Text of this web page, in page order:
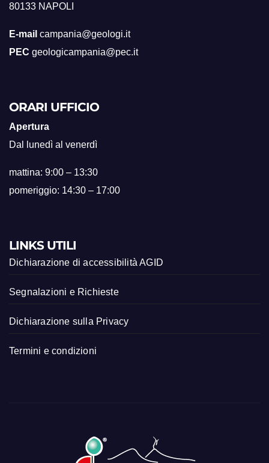
80133 NAPOLI
E-mail campania@geologi.it
PEC geologicampania@pec.it
ORARI UFFICIO
Apertura
Dal lunedì al venerdì
mattina: 9:00 – 13:30
pomeriggio: 14:30 – 17:00
LINKS UTILI
Dichiarazione di accessibilità AGID
Segnalazioni e Richieste
Dichiarazione sulla Privacy
Termini e condizioni